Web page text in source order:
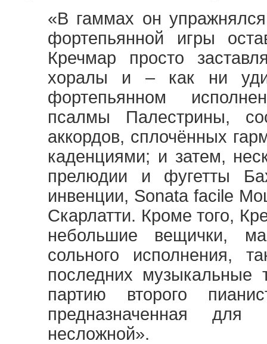
«В гаммах он
фортепьянной игры
Кречмар просто
хоралы и – как ни
фортепьянном
псалмы Палестрины,
аккордов, сплочённых
каденциями; и затем,
прелюдии и фугетты
инвенции, Sonata facile
Скарлатти. Кроме того,
небольшие вещички,
сольного исполнения,
последних музыкальные
партию второго
предназначенная
несложной».